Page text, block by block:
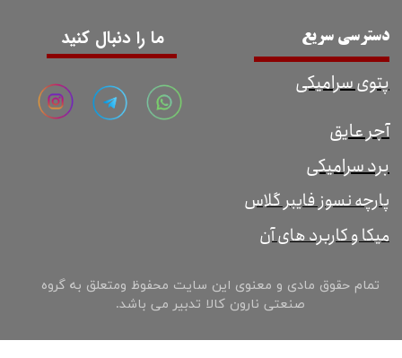
تمام حقوق مادی و معنوی این سایت محفوظ ومتعلق به گروه
صنعتی نارون کالا تدبیر می باشد.
دسترسی سریع
پتوی سرامیکی
آجر عایق
برد سرامیکی
پارچه نسوز فایبر گلاس
میکا و کاربرد های آن
ما را دنبال کنید